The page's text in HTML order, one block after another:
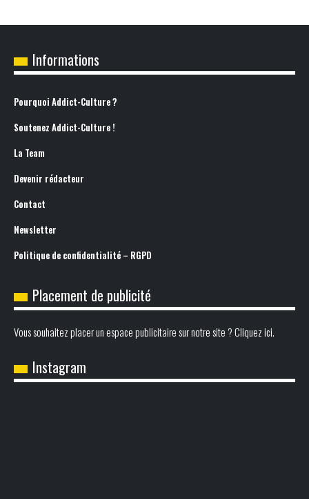
Informations
Pourquoi Addict-Culture ?
Soutenez Addict-Culture !
La Team
Devenir rédacteur
Contact
Newsletter
Politique de confidentialité – RGPD
Placement de publicité
Vous souhaitez placer un espace publicitaire sur notre site ? Cliquez ici.
Instagram